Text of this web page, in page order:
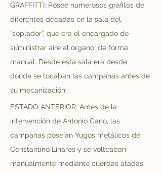
GRAFFITTI: Posee numerosos grafitos de
diferentes décadas en la sala del
“soplador”, que era el encargado de
suministrar aire al órgano, de forma
manual. Desde esta sala era desde
donde se tocaban las campanas antes de
su mecanización.
ESTADO ANTERIOR: Antes de la
intervención de Antonio Cano, las
campanas poseían Yugos metálicos de
Constantino Linares y se volteaban
manualmente mediante cuerdas atadas